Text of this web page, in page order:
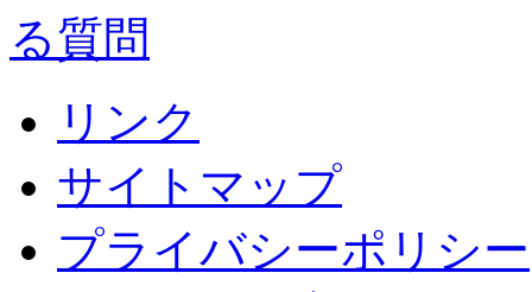
リンク
サイトマップ
プライバシーポリシー